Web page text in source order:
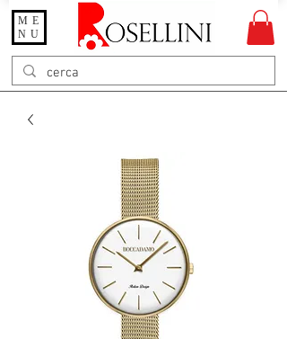
Gioielleria Rosellini
Rosellini online
ME
NU